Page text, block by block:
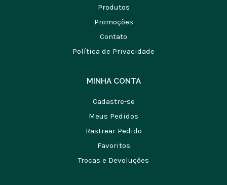
Produtos
Promoções
Contato
Política de Privacidade
MINHA CONTA
Cadastre-se
Meus Pedidos
Rastrear Pedido
Favoritos
Trocas e Devoluções